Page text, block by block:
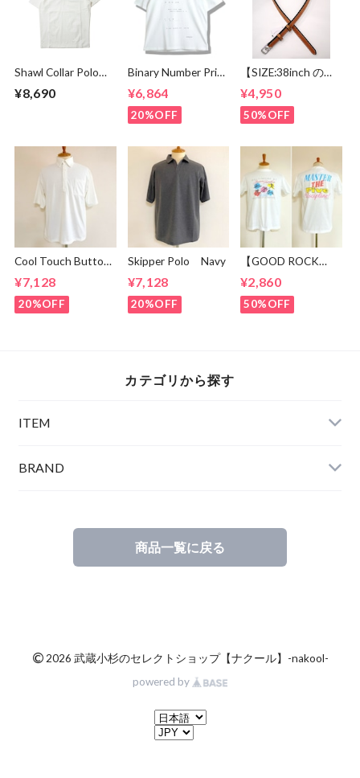
Shawl Collar Polo
¥8,690
Binary Number Print
¥6,864
20%OFF
【SIZE:38inch の
LEATHER LEATHER
BELT2595 TAN
¥4,950
50%OFF
Cool Touch Button
Down Polo Off
White
¥7,128
20%OFF
Skipper Polo Navy
¥7,128
20%OFF
【GOOD ROCK
SPEED】 Baltimore
87 | 24ORG002W
¥2,860
50%OFF
カテゴリから探す
ITEM
BRAND
商品一覧に戻る
©2026 武蔵小杉のセレクトショップ【ナクール】-nakool-
powered by